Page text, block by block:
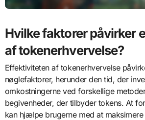
Hvilke faktorer påvirker
af tokenerhvervelse?
Effektiviteten af tokenerhvervelse
nøglefaktorer, herunder den tid, der
omkostningerne ved forskellige
begivenheder, der tilbyder tokens. At
kan hjælpe brugerne med at